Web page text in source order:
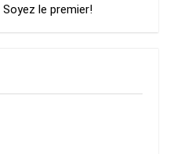
Soyez le premier!